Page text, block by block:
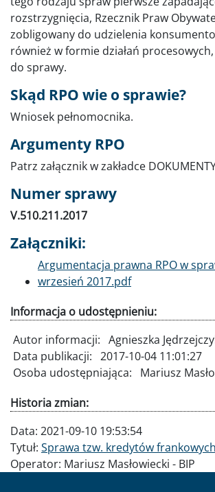
rozstrzygnięcia, Rzecznik Praw
zobligowany do udzielenia
również w formie działań
do sprawy.
Skąd RPO wie o sprawie?
Wniosek pełnomocnika.
Argumenty RPO
Patrz załącznik w zakładce
Numer sprawy
V.510.211.2017
Załączniki:
Dokument
Argumentacja prawna RPO w
wrzesień 2017.pdf
Informacja o udostępnieniu:
Autor informacji: Agnieszka
Data publikacji: 2017-10-04 11:01:27
Osoba udostępniająca:
Mariusz
Historia zmian:
Data: 2021-09-10 19:53:54
Tytuł: Sprawa tzw. kredytów frankowych
Operator: Mariusz Masłowiecki - BIP